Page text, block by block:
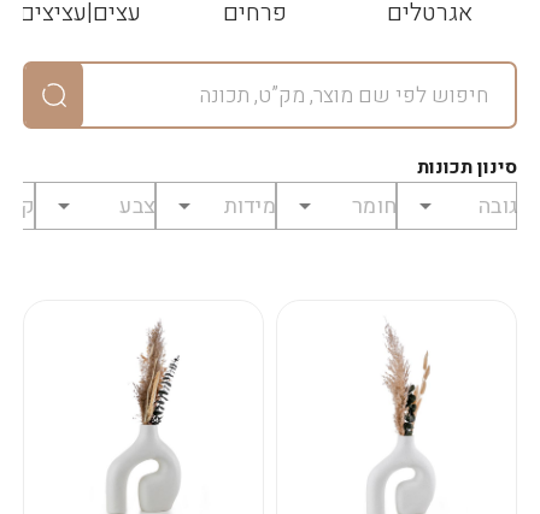
אגרטלים פרחים עצים|עציצים
סינון תכונות
במארז
מחיר
לפני
₪0
לתשלום